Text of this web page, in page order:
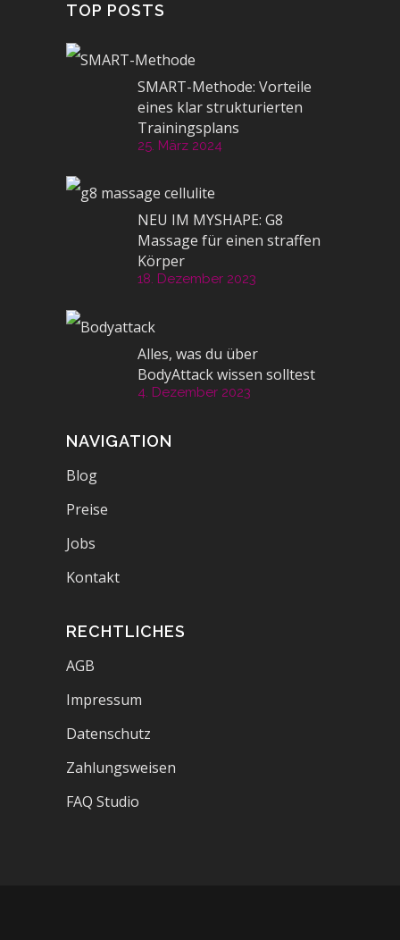
TOP POSTS
SMART-Methode: Vorteile
eines klar strukturierten
Trainingsplans
25. März 2024
NEU IM MYSHAPE: G8
Massage für einen straffen
Körper
18. Dezember 2023
Alles, was du über
BodyAttack wissen solltest
4. Dezember 2023
NAVIGATION
Blog
Preise
Jobs
Kontakt
RECHTLICHES
AGB
Impressum
Datenschutz
Zahlungsweisen
FAQ Studio